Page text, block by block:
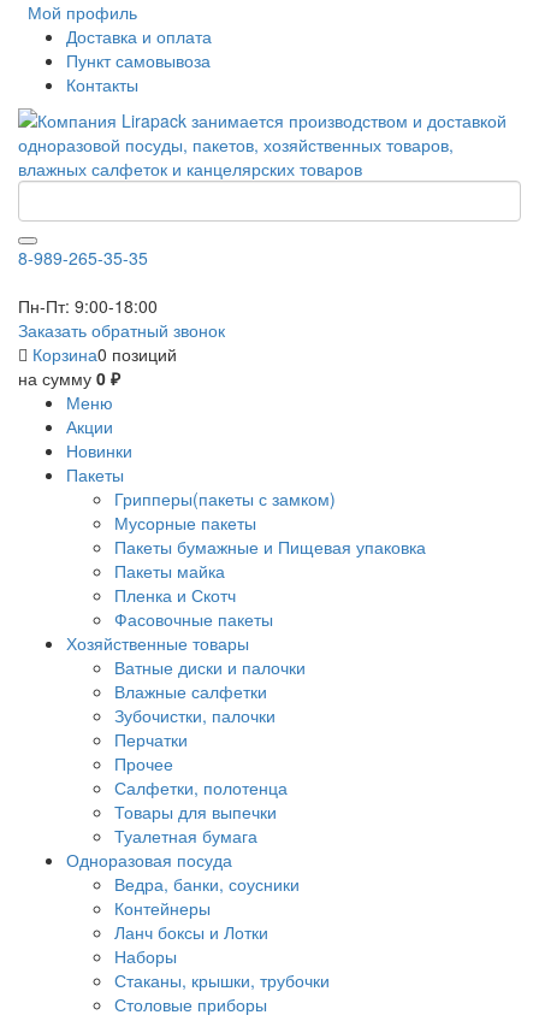
Мой профиль
Доставка и оплата
Пункт самовывоза
Контакты
8-989-265-35-35
Пн-Пт: 9:00-18:00
Заказать обратный звонок
Корзина0 позиций
на сумму 0 ₽
Меню
Акции
Новинки
Пакеты
Грипперы(пакеты с замком)
Мусорные пакеты
Пакеты бумажные и Пищевая упаковка
Пакеты майка
Пленка и Скотч
Фасовочные пакеты
Хозяйственные товары
Ватные диски и палочки
Влажные салфетки
Зубочистки, палочки
Перчатки
Прочее
Салфетки, полотенца
Товары для выпечки
Туалетная бумага
Одноразовая посуда
Ведра, банки, соусники
Контейнеры
Ланч боксы и Лотки
Наборы
Стаканы, крышки, трубочки
Столовые приборы